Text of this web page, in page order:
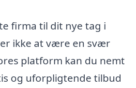
firma til dit nye tag i
ikke at være en svær
platform kan du nemt
og uforpligtende tilbud